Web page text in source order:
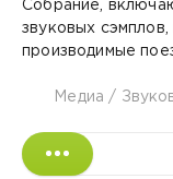
Собрание,
звуковых сэмплов
производимые
Медиа /